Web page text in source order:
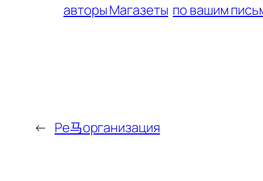
авторы Магазеты по вашим
← Ре马организация